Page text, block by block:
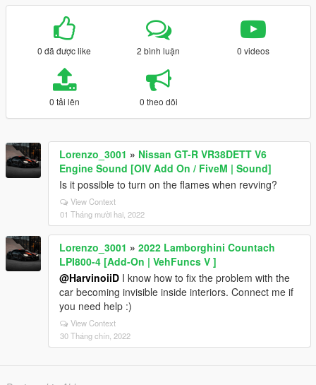
0 đã được like 2 bình luận 0 videos
0 tải lên 0 theo dõi
Lorenzo_3001 » Nissan GT-R VR38DETT V6
Engine Sound [OIV Add On / FiveM | Sound]
Is it possible to turn on the flames when revving?
View Context
01 Tháng mười hai, 2022
Lorenzo_3001 » 2022 Lamborghini Countach
LPI800-4 [Add-On | VehFuncs V ]
@HarvinoiiD I know how to fix the problem with the
car becoming invisible inside interiors. Connect me if
you need help :)
View Context
30 Tháng chín, 2022